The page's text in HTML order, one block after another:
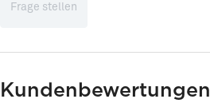
Frage stellen
Kundenbewertungen